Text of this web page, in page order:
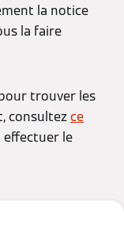
la notice
la faire
trouver les
consultezce
effectuer le